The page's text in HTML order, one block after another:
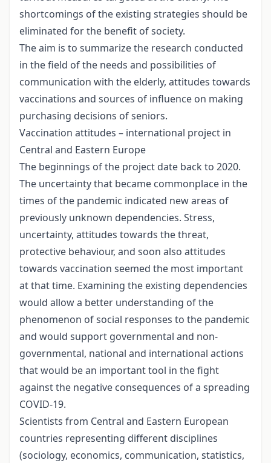
shortcomings of the existing strategies should be
eliminated for the benefit of society.
The aim is to summarize the research conducted
in the field of the needs and possibilities of
communication with the elderly, attitudes towards
vaccinations and sources of influence on making
purchasing decisions of seniors.
Vaccination attitudes – international project in
Central and Eastern Europe
The beginnings of the project date back to 2020.
The uncertainty that became commonplace in the
times of the pandemic indicated new areas of
previously unknown dependencies. Stress,
uncertainty, attitudes towards the threat,
protective behaviour, and soon also attitudes
towards vaccination seemed the most important
at that time. Examining the existing dependencies
would allow a better understanding of the
phenomenon of social responses to the pandemic
and would support governmental and non-
governmental, national and international actions
that would be an important tool in the fight
against the negative consequences of a spreading
COVID-19.
Scientists from Central and Eastern European
countries representing different disciplines
(sociology, economics, communication, statistics,